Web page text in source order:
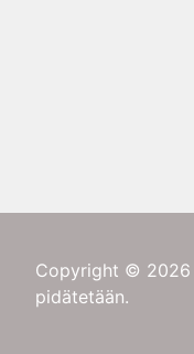
Copyright © 2026
pidätetään.